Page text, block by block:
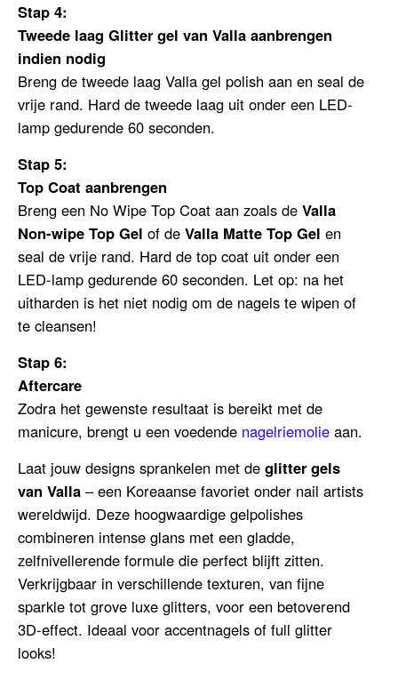
Stap 4:
Tweede laag Glitter gel van Valla aanbrengen
indien nodig
Breng de tweede laag Valla gel polish aan en seal de
vrije rand. Hard de tweede laag uit onder een LED-
lamp gedurende 60 seconden.
Stap 5:
Top Coat aanbrengen
Breng een No Wipe Top Coat aan zoals de Valla
Non-wipe Top Gel of de Valla Matte Top Gel en
seal de vrije rand. Hard de top coat uit onder een
LED-lamp gedurende 60 seconden. Let op: na het
uitharden is het niet nodig om de nagels te wipen of
te cleansen!
Stap 6:
Aftercare
Zodra het gewenste resultaat is bereikt met de
manicure, brengt u een voedende nagelriemolie aan.
Laat jouw designs sprankelen met de glitter gels
van Valla – een Koreaanse favoriet onder nail artists
wereldwijd. Deze hoogwaardige gelpolishes
combineren intense glans met een gladde,
zelfnivellerende formule die perfect blijft zitten.
Verkrijgbaar in verschillende texturen, van fijne
sparkle tot grove luxe glitters, voor een betoverend
3D-effect. Ideaal voor accentnagels of full glitter
looks!